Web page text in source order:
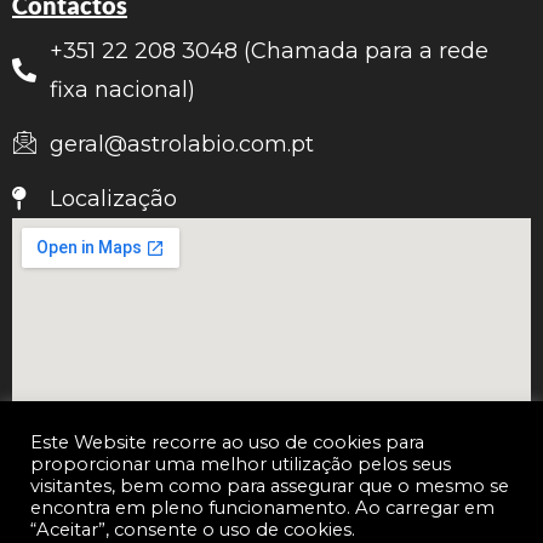
+351 22 208 3048 (Chamada para a rede
fixa nacional)
geral@astrolabio.com.pt
Localização
Copyright © 2026 Astrolábio Orientação e Estratégia, S.A. |
Este Website recorre ao uso de cookies para
proporcionar uma melhor utilização pelos seus
visitantes, bem como para assegurar que o mesmo se
encontra em pleno funcionamento. Ao carregar em
“Aceitar”, consente o uso de cookies.